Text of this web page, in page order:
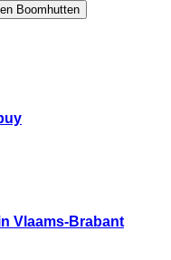
Boomhutten
Vlaams-Brabant